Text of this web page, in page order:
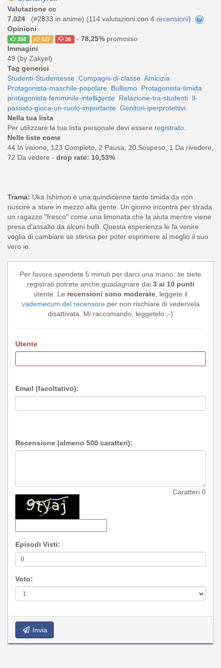
Valutazione cc
7,024
(#2833 in anime) (114 valutazioni con 4 recensioni)
Opinioni
358 127 36 - 78,25%promosso
Immagini
49 (by Zakyel)
Tag generici
Studenti-Studentesse Compagni-di-classe Amicizia
Protagonista-maschile-popolare Bullismo Protagonista-timida
protagonista-femminile-intelligente Relazione-tra-studenti Il-
passato-gioca-un-ruolo-importante Genitori-iperprotettivi
Nella tua lista
Per utilizzare la tua lista personale devi essere registrato.
Nelle liste come
44 In visione, 123 Completo, 2 Pausa, 20 Sospeso, 1 Da rivedere,
72 Da vedere - drop rate: 10,53%
Trama: Uka Ishimori è una quindicenne tanto timida da non
riuscire a stare in mezzo alla gente. Un giorno incontra per strada
un ragazzo "fresco" come una limonata che la aiuta mentre viene
presa d'assalto da alcuni bulli. Questa esperienza le fa venire
voglia di cambiare se stessa per poter esprimere al meglio il suo
vero io.
Per favore spendete 5 minuti per darci una mano, se siete
registrati potrete anche guadagnare dai 3 ai 10 punti
utente. Le recensioni sono moderate, leggete il
vademecum del recensoreper non rischiare di vedervela
disattivata. Mi raccomando, leggetelo ;-)
Utente
Email (facoltativo):
Recensione (almeno 500 caratteri):
Caratteri 0
Episodi Visti:
Voto:
Invia